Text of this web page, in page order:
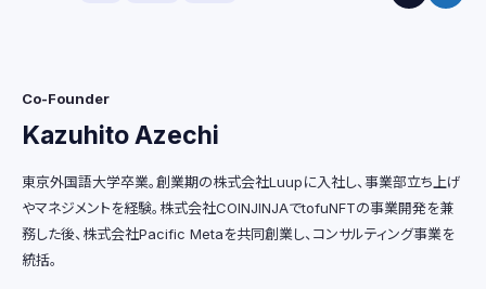
Co-Founder
Kazuhito Azechi
東京外国語大学卒業。創業期の株式会社Luupに入社し、事業部立ち上げ
やマネジメントを経験。株式会社COINJINJAでtofuNFTの事業開発を兼
務した後、株式会社Pacific Metaを共同創業し、コンサルティング事業を
統括。